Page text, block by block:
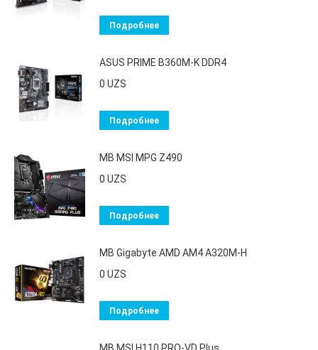
Подробнее
ASUS PRIME B360M-K DDR4
0 UZS
Подробнее
MB MSI MPG Z490
0 UZS
Подробнее
MB Gigabyte AMD AM4 A320M-H
0 UZS
Подробнее
MB MSI H110 PRO-VD Plus